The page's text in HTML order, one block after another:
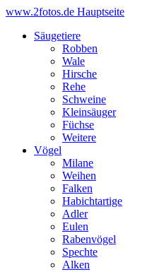
www.2fotos.de Hauptseite
Säugetiere
Robben
Wale
Hirsche
Rehe
Schweine
Kleinsäuger
Füchse
Weitere
Vögel
Milane
Weihen
Falken
Habichtartige
Adler
Eulen
Rabenvögel
Spechte
Alken